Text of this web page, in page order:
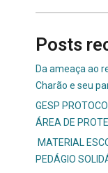
Posts
Da ameaça ao
Charão e seu
GESP
ÁREA DE
MATERIAL
PEDÁGIO